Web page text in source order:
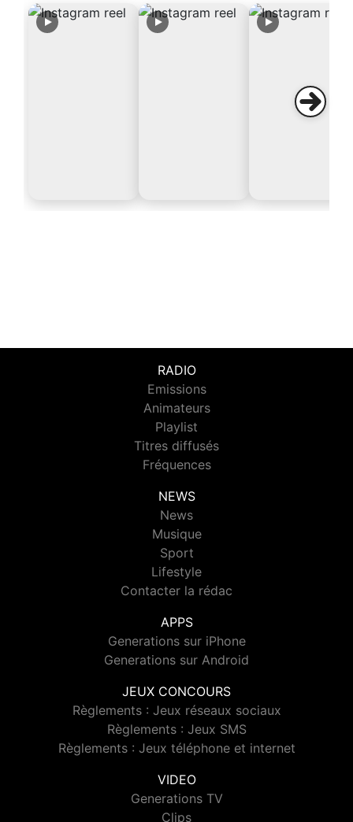
RADIO
Emissions
Animateurs
Playlist
Titres diffusés
Fréquences
NEWS
News
Musique
Sport
Lifestyle
Contacter la rédac
APPS
Generations sur iPhone
Generations sur Android
JEUX CONCOURS
Règlements : Jeux réseaux sociaux
Règlements : Jeux SMS
Règlements : Jeux téléphone et internet
VIDEO
Generations TV
Clips